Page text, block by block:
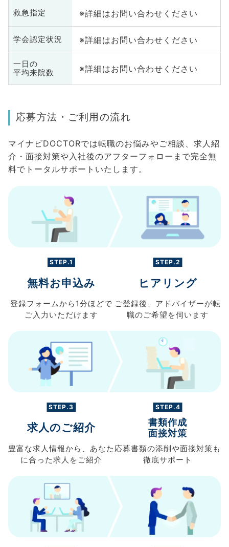
救急指定 ※詳細はお問い合わせください
学会認定状況 ※詳細はお問い合わせください
一日の
平均来院数
※詳細はお問い合わせください
応募方法・ご利用の流れ
マイナビDOCTORでは転職のお悩みやご相談、求人紹
介・面接対策や入社後のアフターフォローまで完全無
料でトータルサポートいたします。
STEP.1
無料お申込み
登録フォームから 1分ほどで
ご入力 いただけます
STEP.2
ヒアリング
ご登録後、 アドバイザーが転
職のご希望を伺います
STEP.3
求人のご紹介
豊富な求人情報から、 あなた
に合った求人を ご紹介
STEP.4
書類作成
面接対策
応募書類の添削や面接対策も
徹底サポート